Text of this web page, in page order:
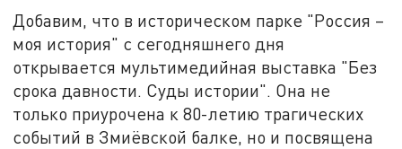
Добавим, что в историческом парке "Россия –
моя история" с сегодняшнего дня
открывается мультимедийная выставка "Без
срока давности. Суды истории". Она не
только приурочена к 80-летию трагических
событий в Змиёвской балке, но и посвящена